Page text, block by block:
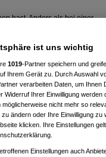
hast. Anders als bei einer
ist uns wichtig
1019-Partner speichern und
Ihrem Gerät zu. Durch Auswahl
verarbeiten Daten, um Ihnen
Widerruf Ihrer Einwilligung
möglicherweise nicht mehr so
zu ändern oder Ihre Einwilligung
klicken. Ihre Einstellungen
Einstellungen auch